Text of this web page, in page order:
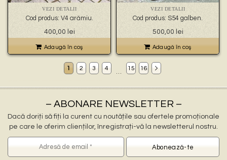
VEZI DETALII
Cod produs: V4 arămiu.
400,00 lei
Adaugă în coş
VEZI DETALII
Cod produs: S54 galben.
500,00 lei
Adaugă în coş
1 2 3 4 15 16
– ABONARE NEWSLETTER –
Dacă doriți să fiți la curent cu noutățile sau ofertele promoționale
pe care le oferim clienților, înregistrați-vă la newsletterul nostru.